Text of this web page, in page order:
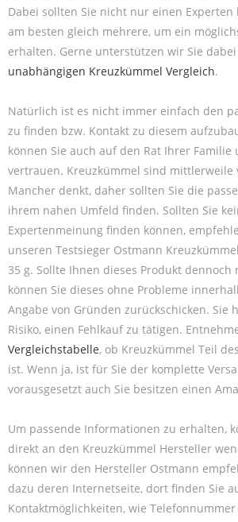
Dabei sollten Sie nicht nur einen Experten
am besten gleich mehrere, um ein
erhalten. Gerne unterstützen wir Sie
unabhängigen Kreuzkümmel Vergleich.
Natürlich ist es nicht immer einfach den
zu finden bzw. Kontakt zu diesem
können Sie auch auf den Rat Ihrer Familie
vertrauen. Kreuzkümmel sind mittlerweile
Mancher denkt, daher sollten Sie die
ihrem nahen Umfeld finden. Sollten Sie
Expertenmeinung finden können,
unseren Testsieger Ostmann
35 g. Sollte Ihnen dieses Produkt dennoch
können Sie dieses ohne Probleme
Angabe von Gründen zurückschicken. Sie
Risiko, einen Fehlkauf zu tätigen.
Vergleichstabelle, ob Kreuzkümmel Teil
ist. Wenn ja, ist für Sie der komplette
vorausgesetzt auch Sie besitzen einen
Um passende Informationen zu erhalten,
direkt an den Kreuzkümmel Hersteller
können wir den Hersteller Ostmann
dazu deren Internetseite, dort finden Sie
Kontaktmöglichkeiten, wie